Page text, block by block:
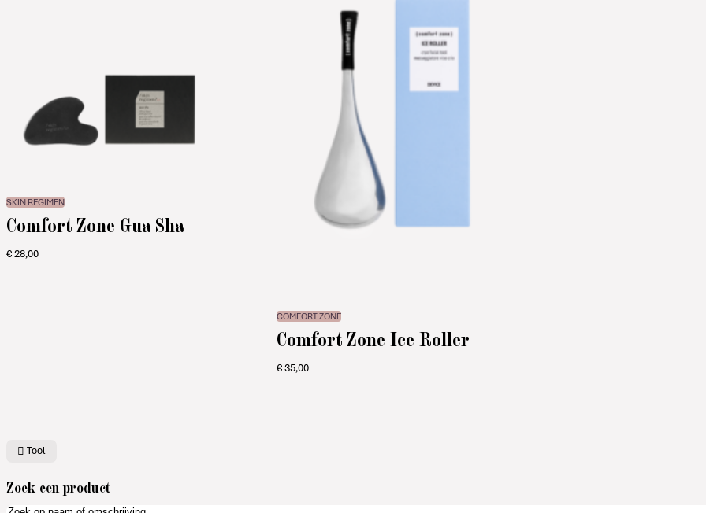
SKIN REGIMEN
Comfort Zone Gua Sha
€28,00
COMFORT ZONE
Comfort Zone Ice Roller
€35,00
Tool
Zoek een product